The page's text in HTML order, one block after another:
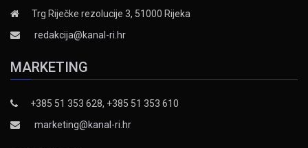
Trg Riječke rezolucije 3, 51000 Rijeka
redakcija@kanal-ri.hr
MARKETING
+385 51 353 628, +385 51 353 610
marketing@kanal-ri.hr